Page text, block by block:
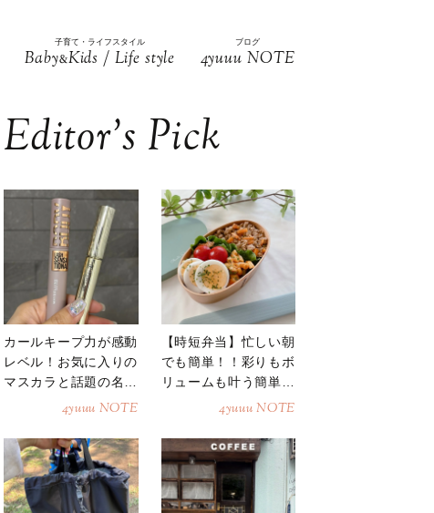
子育て・ライフスタイル
Baby&Kids / Life style
ブログ
4yuuu NOTE
Editor’s Pick
カールキープ力が感動
レベル！お気に入りの
マスカラと話題の名品
4yuuu NOTE
【時短弁当】忙しい朝
でも簡単！！彩りもボ
リュームも叶う簡単そ
4yuuu NOTE